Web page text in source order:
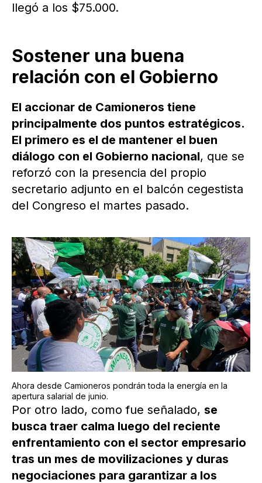
llegó a los $75.000.
Sostener una buena
relación con el Gobierno
El accionar de Camioneros tiene
principalmente dos puntos estratégicos.
El primero es el de mantener el buen
diálogo con el Gobierno nacional, que se
reforzó con la presencia del propio
secretario adjunto en el balcón cegestista
del Congreso el martes pasado.
Ahora desde Camioneros pondrán toda la energía en la
apertura salarial de junio.
Por otro lado, como fue señalado, se
busca traer calma luego del reciente
enfrentamiento con el sector empresario
tras un mes de movilizaciones y duras
negociaciones para garantizar a los